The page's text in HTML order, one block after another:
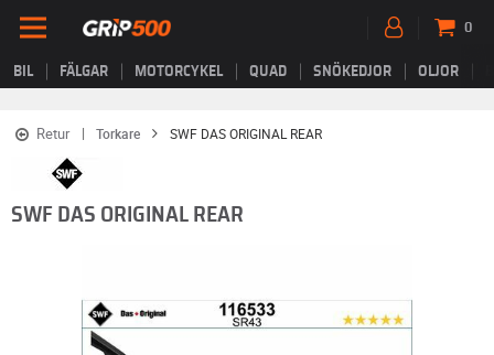
BIL FÄLGAR MOTORCYKEL QUAD SNÖKEDJOR OLJOR
0
Retur Torkare SWF DAS ORIGINAL REAR
SWF DAS ORIGINAL REAR